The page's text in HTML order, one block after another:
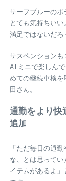
サーフブルーのボ
とても気持ちい
満足ではないだろ
サスペンションも
ATミニで楽しん
めての継続車検を
田さん。
通勤をより快
追加
「ただ毎日の通
な、とは思って
イテムがあるよ